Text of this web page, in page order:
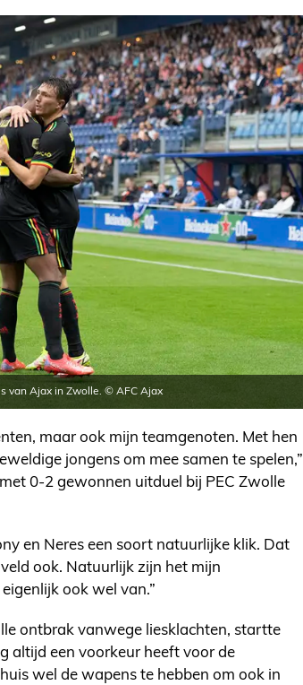
van Ajax in Zwolle. © AFC Ajax
maar ook mijn teamgenoten. Met hen
jongens om mee samen te spelen,”
0-2 gewonnen uitduel bij PEC Zwolle
en Neres een soort natuurlijke klik. Dat
ook. Natuurlijk zijn het mijn
ook wel van.”
ontbrak vanwege liesklachten, startte
altijd een voorkeur heeft voor de
wel de wapens te hebben om ook in